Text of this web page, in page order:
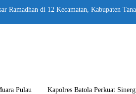
Ramadhan di 12 Kecamatan, Kabupaten
Pulau
Kapolres Batola Perkuat